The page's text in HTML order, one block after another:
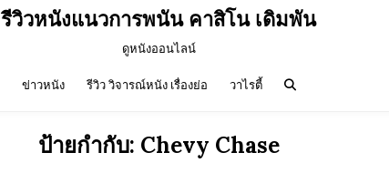
รีวิวหนังแนวการพนัน คาสิโน เดิมพัน
ดูหนังออนไลน์
ข่าวหนัง รีวิว วิจารณ์หนัง เรื่องย่อ วาไรตี้
ป้ายกำกับ: Chevy Chase